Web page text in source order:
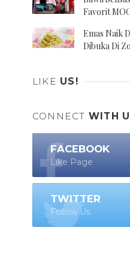
Favorit
Emas Naik
Dibuka Di
LIKE US!
CONNECT WITH
FACEBOOK
Like Page
TWITTER
Follow Us